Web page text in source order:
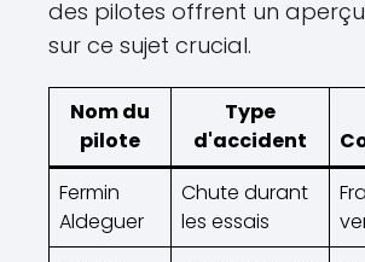
des pilotes offrent un
sur ce sujet crucial.
Nom du
pilote
Type
d'accident
Fermin
Aldeguer
Chute durant
les essais